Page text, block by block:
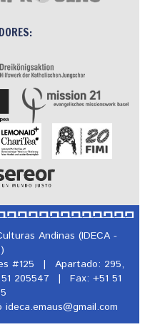
Andinas (IDECA -
#125
|
Apartado: 295,
205547 |
Fax: +51 51
ideca.emaus@gmail.com